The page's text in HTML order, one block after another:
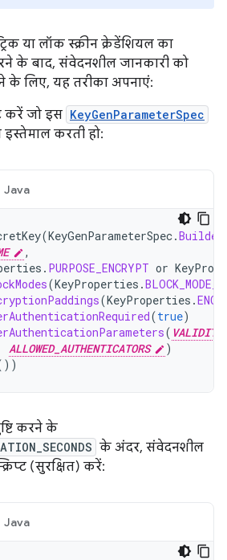
या लॉक स्क्रीन क्रेडेंशियल का
के बाद, संवेदनशील जानकारी को
के लिए, यह तरीका अपनाएं:
करें जो इस KeyGenParameterSpec
करती हो:
Java
(KeyGenParameterSpec.Builder
,
. PURPOSE_ENCRYPT or
(KeyProperties .
(KeyProperties .
(true)
(
ALLOWED_AUTHENTICATORS
)
करने के
के अंदर, संवेदनशील
(सुरक्षित) करें:
Java